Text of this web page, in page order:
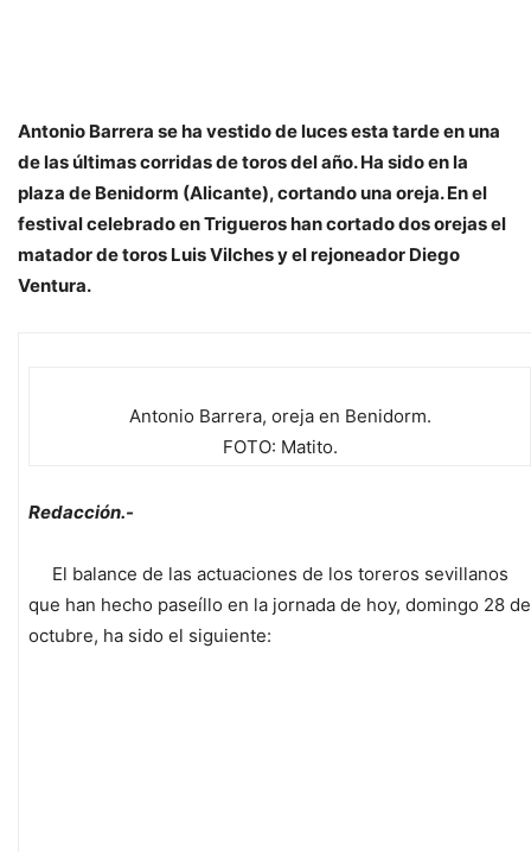
Antonio Barrera se ha vestido de luces esta tarde en una
de las últimas corridas de toros del año. Ha sido en la
plaza de Benidorm (Alicante), cortando una oreja. En el
festival celebrado en Trigueros han cortado dos orejas el
matador de toros Luis Vilches y el rejoneador Diego
Ventura.
Antonio Barrera, oreja en Benidorm.
FOTO: Matito.
Redacción.-
El balance de las actuaciones de los toreros sevillanos
que han hecho paseíllo en la jornada de hoy, domingo 28 de
octubre, ha sido el siguiente: